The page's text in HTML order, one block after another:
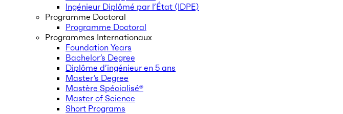
Ingénieur Diplômé par l’État (IDPE)
Programme Doctoral
Programme Doctoral
Programmes Internationaux
Foundation Years
Bachelor’s Degree
Diplôme d’ingénieur en 5 ans
Master’s Degree
Mastère Spécialisé®
Master of Science
Short Programs